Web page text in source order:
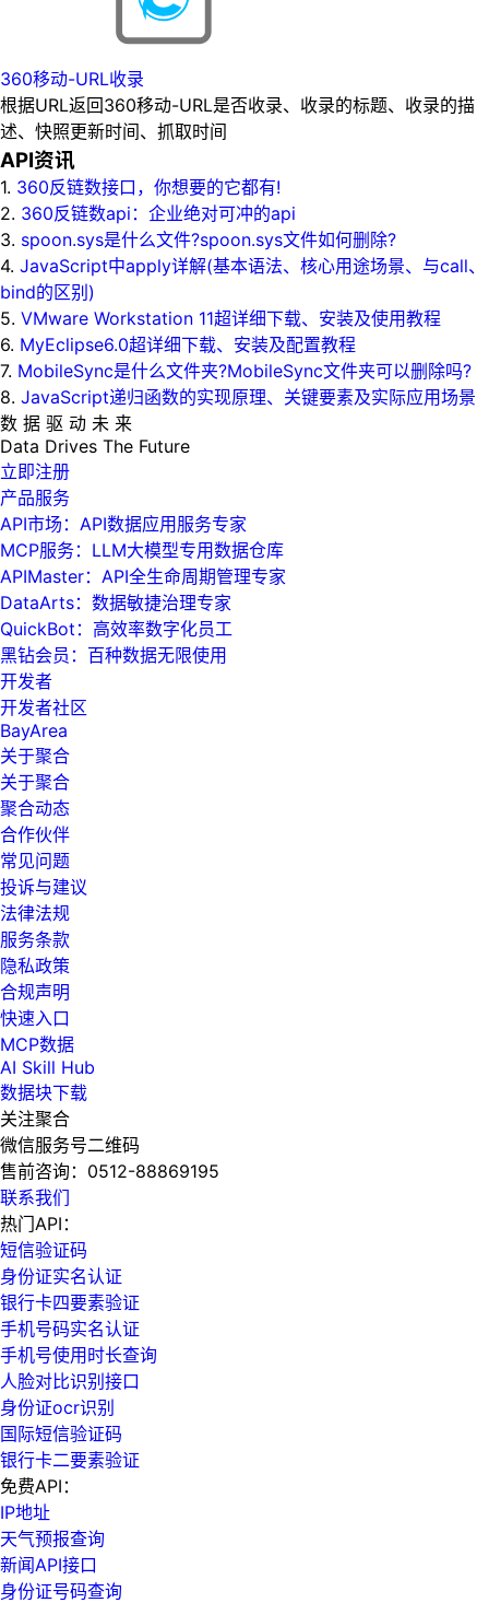
360移动-URL收录
根据URL返回360移动-URL是否收录、收录的标题、收录的描
述、快照更新时间、抓取时间
API资讯
1. 360反链数接口，你想要的它都有!
2. 360反链数api：企业绝对可冲的api
3. spoon.sys是什么文件?spoon.sys文件如何删除?
4. JavaScript中apply详解(基本语法、核心用途场景、与call、
bind的区别)
5. VMware Workstation 11超详细下载、安装及使用教程
6. MyEclipse6.0超详细下载、安装及配置教程
7. MobileSync是什么文件夹?MobileSync文件夹可以删除吗?
8. JavaScript递归函数的实现原理、关键要素及实际应用场景
数 据 驱 动 未 来
Data Drives The Future
立即注册
产品服务
API市场：API数据应用服务专家
MCP服务：LLM大模型专用数据仓库
APIMaster：API全生命周期管理专家
DataArts：数据敏捷治理专家
QuickBot：高效率数字化员工
黑钻会员：百种数据无限使用
开发者
开发者社区
BayArea
关于聚合
关于聚合
聚合动态
合作伙伴
常见问题
投诉与建议
法律法规
服务条款
隐私政策
合规声明
快速入口
MCP数据
AI Skill Hub
数据块下载
关注聚合
微信服务号二维码
售前咨询： 0512-88869195
联系我们
热门API：
短信验证码
身份证实名认证
银行卡四要素验证
手机号码实名认证
手机号使用时长查询
人脸对比识别接口
身份证ocr识别
国际短信验证码
银行卡二要素验证
免费API：
IP地址
天气预报查询
新闻API接口
身份证号码查询